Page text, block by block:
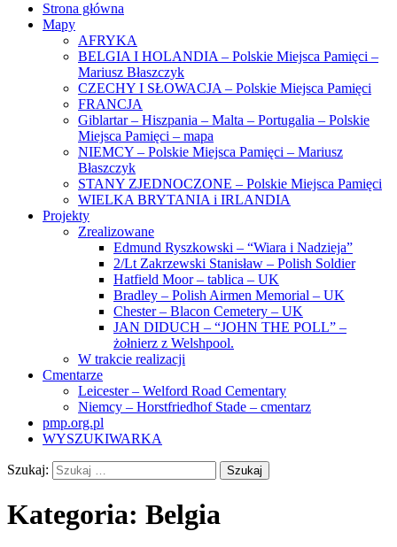
Strona główna
Mapy
AFRYKA
BELGIA I HOLANDIA – Polskie Miejsca Pamięci –
Mariusz Błaszczyk
CZECHY I SŁOWACJA – Polskie Miejsca Pamięci
FRANCJA
Giblartar – Hiszpania – Malta – Portugalia – Polskie
Miejsca Pamięci – mapa
NIEMCY – Polskie Miejsca Pamięci – Mariusz
Błaszczyk
STANY ZJEDNOCZONE – Polskie Miejsca Pamięci
WIELKA BRYTANIA i IRLANDIA
Projekty
Zrealizowane
Edmund Ryszkowski – “Wiara i Nadzieja”
2/Lt Zakrzewski Stanisław – Polish Soldier
Hatfield Moor – tablica – UK
Bradley – Polish Airmen Memorial – UK
Chester – Blacon Cemetery – UK
JAN DIDUCH – “JOHN THE POLL” –
żołnierz z Welshpool.
W trakcie realizacji
Cmentarze
Leicester – Welford Road Cementary
Niemcy – Horstfriedhof Stade – cmentarz
pmp.org.pl
WYSZUKIWARKA
Szukaj:
Kategoria: Belgia